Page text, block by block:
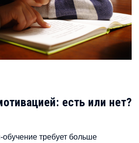
есть или нет?
обучение требует больше